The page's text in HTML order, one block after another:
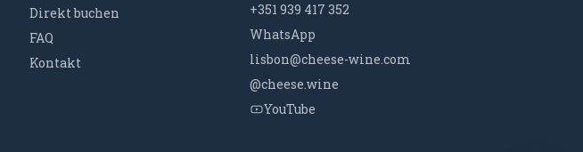
Direkt buchen
FAQ
Kontakt
+351 939 417 352
WhatsApp
lisbon@cheese-wine.com
@cheese.wine
YouTube